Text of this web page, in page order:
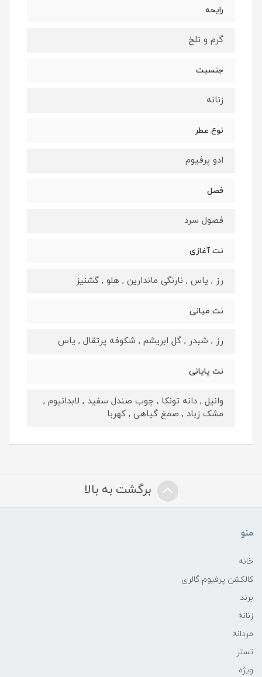
رایحه
گرم و تلخ
جنسیت
زنانه
نوع عطر
ادو پرفیوم
فصل
فصول سرد
نت آغازی
رز , یاس , نارنگی ماندارین , هلو , گشنیز
نت میانی
رز , شبدر , گل ابریشم , شکوفه پرتقال , یاس
نت پایانی
وانیل , دانه تونکا , چوب صندل سفید , لابدانیوم ,
مشک زباد , صمغ گیاهی , کهربا
برگشت به بالا
منو
خانه
کالکشن پرفیوم گالری
برند
زنانه
مردانه
تستر
ویژه